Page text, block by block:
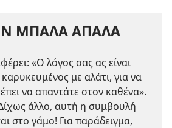
ΜΠΑΛΑ ΑΠΑΛΑ
«Ο λόγος σας ας είναι
με αλάτι, για να
να απαντάτε στον καθένα».
άλλο, αυτή η συμβουλή
στο γάμο! Για παράδειγμα,